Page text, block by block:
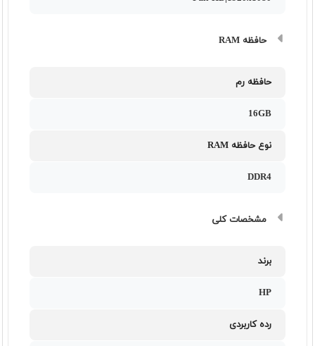
حافظه RAM
حافظه رم
16GB
نوع حافظه RAM
DDR4
مشخصات کلی
برند
HP
رده کاربردی